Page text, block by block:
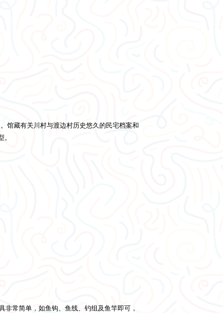
馆藏有关川村与渡边村历史悠久的民宅档案和
常简单，如鱼钩、鱼线、钓组及鱼竿即可，